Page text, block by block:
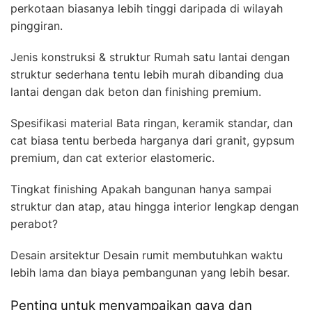
perkotaan biasanya lebih tinggi daripada di wilayah
pinggiran.
Jenis konstruksi & struktur Rumah satu lantai dengan
struktur sederhana tentu lebih murah dibanding dua
lantai dengan dak beton dan finishing premium.
Spesifikasi material Bata ringan, keramik standar, dan
cat biasa tentu berbeda harganya dari granit, gypsum
premium, dan cat exterior elastomeric.
Tingkat finishing Apakah bangunan hanya sampai
struktur dan atap, atau hingga interior lengkap dengan
perabot?
Desain arsitektur Desain rumit membutuhkan waktu
lebih lama dan biaya pembangunan yang lebih besar.
Penting untuk menyampaikan gaya dan